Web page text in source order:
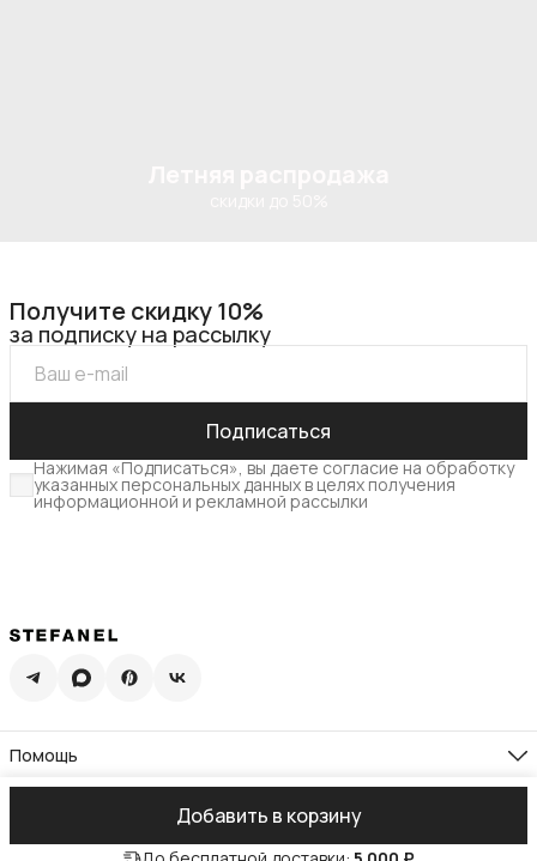
Добавить в корзину
Получите скидку 10%
за подписку на рассылку
Подписаться
Нажимая «Подписаться», вы даете согласие на обработку
указанных персональных данных в целях получения
информационной и рекламной рассылки
Помощь
Доставка
Подарочная карта